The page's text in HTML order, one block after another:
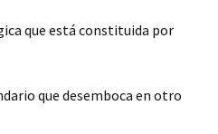
que está constituida por
que desemboca en otro